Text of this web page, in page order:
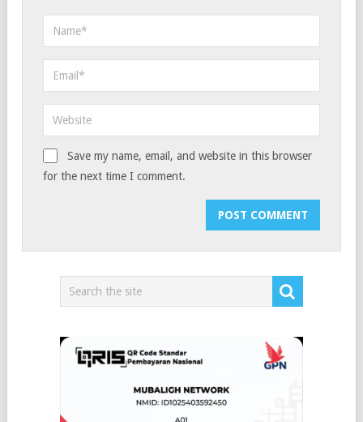
Save my name, email, and website in this browser
for the next time I comment.